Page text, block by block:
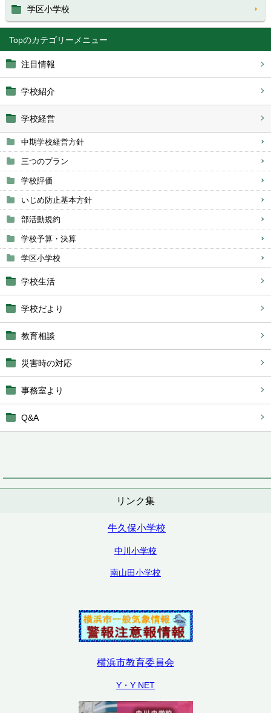
Top
注目情報
学校紹介
学校経営
中期学校経営方針
三つのプラン
学校評価
いじめ防止基本方針
部活動規約
学校予算・決算
学区小学校
学校生活
学校だより
教育相談
災害時の対応
事務室より
Q&A
リンク集
牛久保小学校
中川小学校
南山田小学校
横浜市教育委員会
Y・Y NET
学区小学校